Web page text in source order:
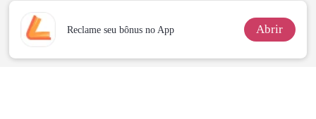
Reclame seu bônus no App Abrir